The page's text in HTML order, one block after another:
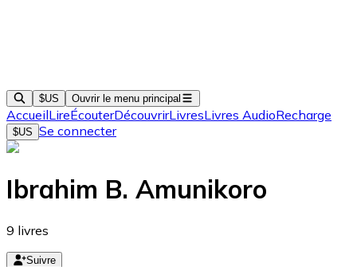
$US Ouvrir le menu principal
AccueilLireÉcouterDécouvrirLivresLivres AudioRecharge
$US Se connecter
Ibrahim B. Amunikoro
9 livres
Suivre